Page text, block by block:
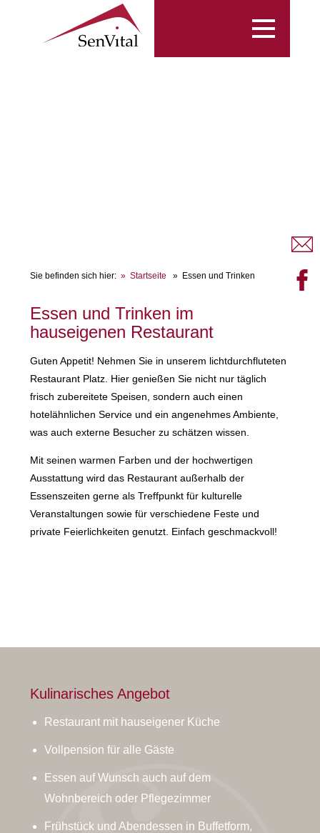
Toggle
Sie befinden sich hier: Startseite Essen und Trinken
Essen und Trinken im
hauseigenen Restaurant
Guten Appetit! Nehmen Sie in unserem lichtdurchfluteten
Restaurant Platz. Hier genießen Sie nicht nur täglich
frisch zubereitete Speisen, sondern auch einen
hotelähnlichen Service und ein angenehmes Ambiente,
was auch externe Besucher zu schätzen wissen.
Mit seinen warmen Farben und der hochwertigen
Ausstattung wird das Restaurant außerhalb der
Essenszeiten gerne als Treffpunkt für kulturelle
Veranstaltungen sowie für verschiedene Feste und
private Feierlichkeiten genutzt. Einfach geschmackvoll!
Kulinarisches Angebot
Restaurant mit hauseigener Küche
Vollpension für alle Gäste
Essen auf Wunsch auch auf dem
Wohnbereich oder Pflegezimmer
Frühstück und Abendessen in Buffetform,